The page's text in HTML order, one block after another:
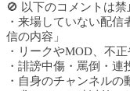
🚫 以下のコメントは禁
・来場していない配
信の内容」
・リークやMOD、不
・誹謗中傷・罵倒・連
・自身のチャンネル